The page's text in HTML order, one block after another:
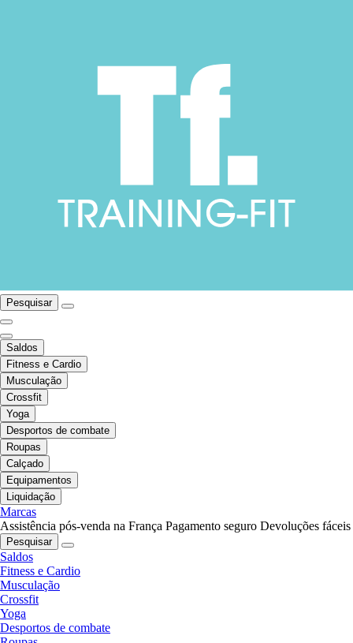
Pesquisar
Saldos
Fitness e Cardio
Musculação
Crossfit
Yoga
Desportos de combate
Roupas
Calçado
Equipamentos
Liquidação
Marcas
Assistência pós-venda na França Pagamento seguro Devoluções fáceis
Pesquisar
Saldos
Fitness e Cardio
Musculação
Crossfit
Yoga
Desportos de combate